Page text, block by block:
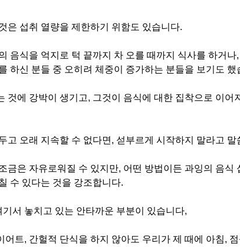
은 섭취 열량을 제한하기 위함도 있습니다.
음식을 억지로 턱 끝까지 차 오를 때까지 식사를 하거나
하신 분들 중 오히려 체중이 증가하는 분들을 보기도 했
것에 강박이 생기고, 그것이 음식에 대한 집착으로 이어
고 오래 지속할 수 없다면, 섣부르게 시작하지 말라고 말
금은 자유로워질 수 있지만, 어떤 방법이든 과잉의 음식
수 있다는 것을 강조합니다.
기서 놓치고 있는 안타까운 부분이 있습니다,
어트, 간헐적 단식을 하지 않아도 우리가 제 때에 아침,